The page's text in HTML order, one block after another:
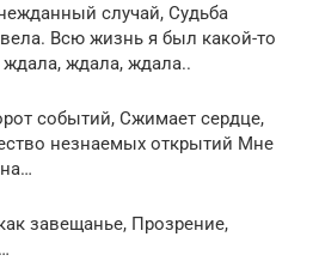
случай, Судьба
Всю жизнь я был какой-то
ждала, ждала..
событий, Сжимает сердце,
незнаемых открытий Мне
завещанье, Прозрение,